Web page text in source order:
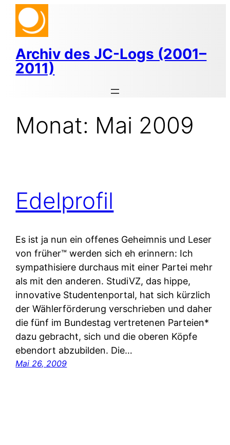
Zum
Inhalt
springen
Archiv des JC-Logs (2001–
2011)
Monat: Mai 2009
Edelprofil
Es ist ja nun ein offenes Geheimnis und Leser
von früher™ werden sich eh erinnern: Ich
sympathisiere durchaus mit einer Partei mehr
als mit den anderen. StudiVZ, das hippe,
innovative Studentenportal, hat sich kürzlich
der Wählerförderung verschrieben und daher
die fünf im Bundestag vertretenen Parteien*
dazu gebracht, sich und die oberen Köpfe
ebendort abzubilden. Die…
Mai 26, 2009